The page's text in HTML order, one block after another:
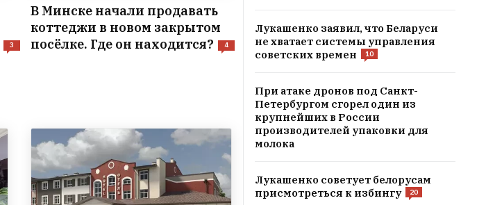
3
В Минске начали продавать
коттеджи в новом закрытом
посёлке. Где он находится?
4
Лукашенко заявил, что Беларуси
не хватает системы управления
советских времен
10
При атаке дронов под Санкт-
Петербургом сгорел один из
крупнейших в России
производителей упаковки для
молока
Лукашенко советует белорусам
присмотреться к избингу
20